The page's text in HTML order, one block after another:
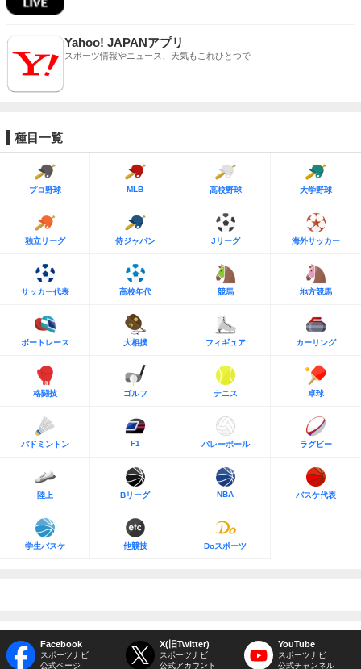
Yahoo! JAPANアプリ
スポーツ情報やニュース、天気もこれひとつで
種目一覧
プロ野球 MLB 高校野球 大学野球
独立リーグ 侍ジャパン Jリーグ 海外サッカー
サッカー代表 高校年代 競馬 地方競馬
ボートレース 大相撲 フィギュア カーリング
格闘技 ゴルフ テニス 卓球
バドミントン F1 バレーボール ラグビー
陸上 Bリーグ NBA バスケ代表
学生バスケ 他競技 Doスポーツ
Facebook
スポーツナビ
公式ページ
X(旧Twitter)
スポーツナビ
公式アカウント
YouTube
スポーツナビ
公式チャンネル